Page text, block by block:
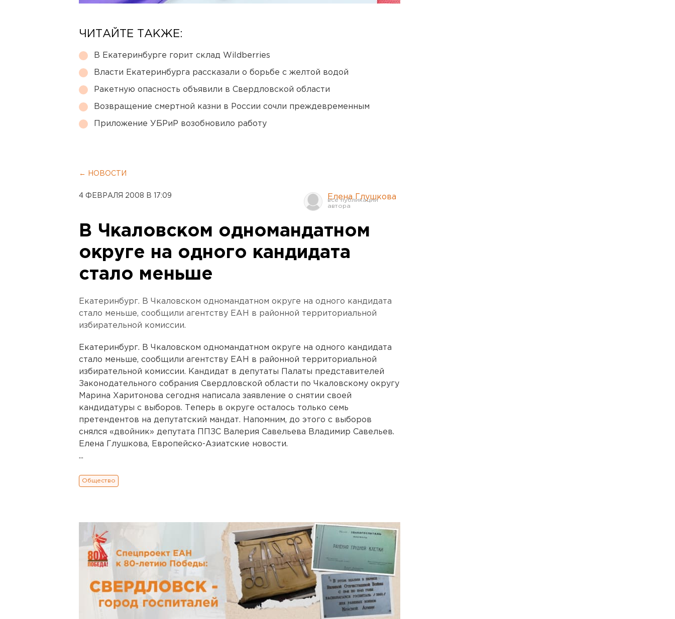
ЧИТАЙТЕ ТАКЖЕ:
В Екатеринбурге горит склад Wildberries
Власти Екатеринбурга рассказали о борьбе с желтой водой
Ракетную опасность объявили в Свердловской области
Возвращение смертной казни в России сочли преждевременным
Приложение УБРиР возобновило работу
← НОВОСТИ
4 ФЕВРАЛЯ 2008 В 17:09 Елена Глушкова
В Чкаловском одномандатном
округе на одного кандидата
стало меньше
Екатеринбург. В Чкаловском одномандатном округе на одного кандидата
стало меньше, сообщили агентству ЕАН в районной территориальной
избирательной комиссии.
Екатеринбург. В Чкаловском одномандатном округе на одного кандидата
стало меньше, сообщили агентству ЕАН в районной территориальной
избирательной комиссии. Кандидат в депутаты Палаты представителей
Законодательного собрания Свердловской области по Чкаловскому округу
Марина Харитонова сегодня написала заявление о снятии своей
кандидатуры с выборов. Теперь в округе осталось только семь
претендентов на депутатский мандат. Напомним, до этого с выборов
снялся «двойник» депутата ППЗС Валерия Савельева Владимир Савельев.
Елена Глушкова, Европейско-Азиатские новости.
...
Общество